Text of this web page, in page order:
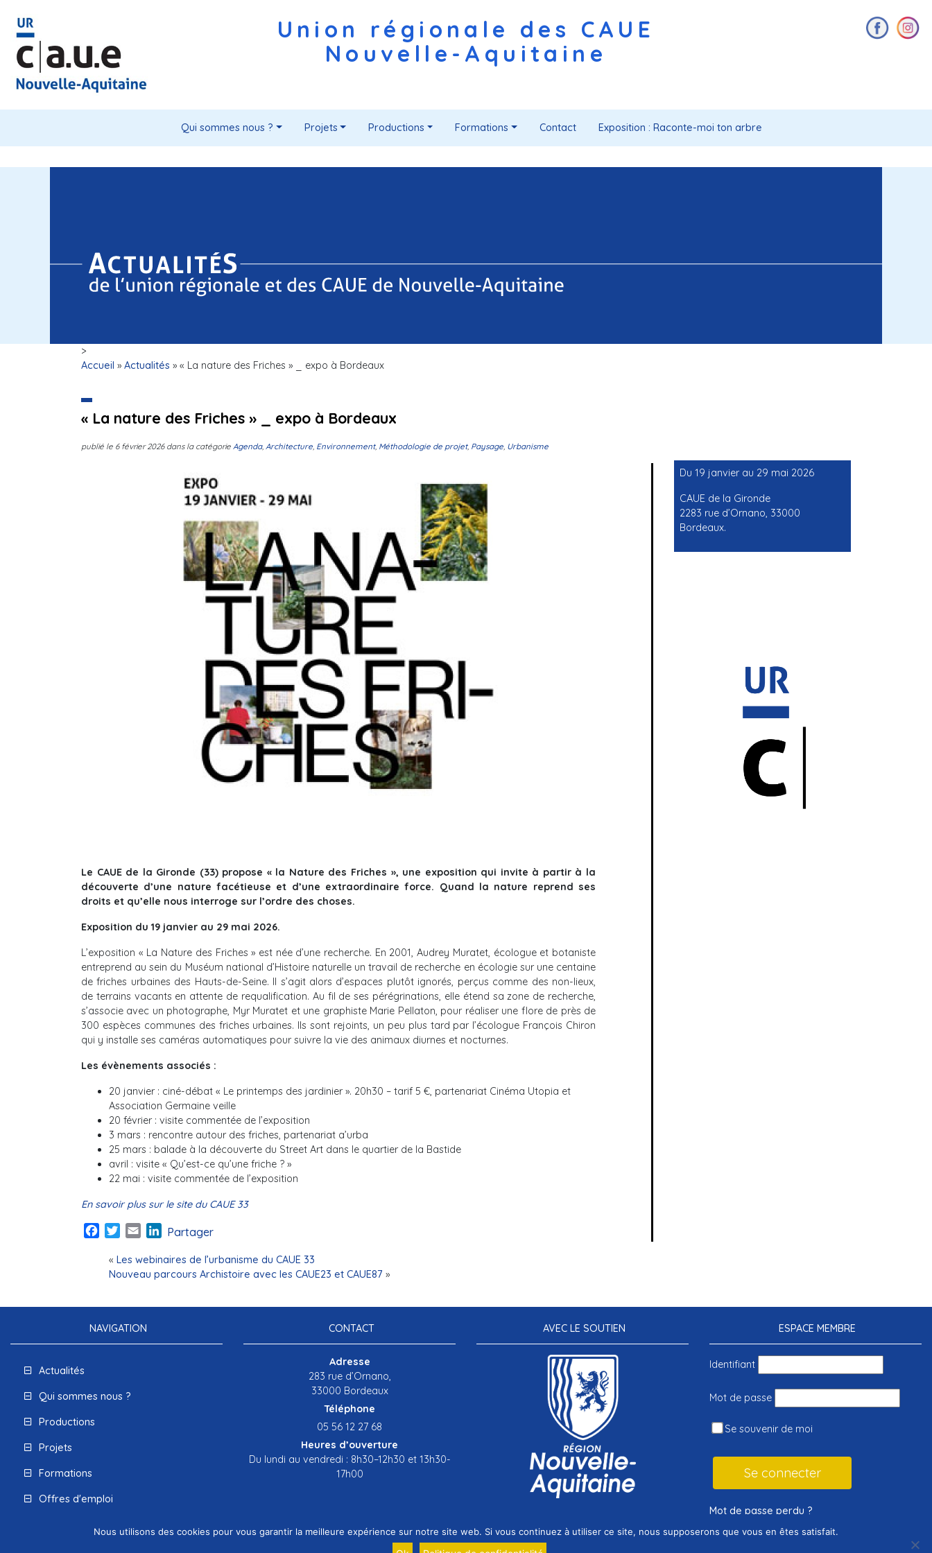
Union régionale des CAUE
Nouvelle-Aquitaine
Qui sommes nous ? Projets Productions Formations Contact Exposition : Raconte-moi ton arbre
>
Accueil » Actualités » « La nature des Friches » _ expo à Bordeaux
« La nature des Friches » _ expo à Bordeaux
publié le 6 février 2026dans la catégorie Agenda, Architecture Environnement, Méthodologie de projet, Paysage Urbanisme
Le CAUE de la Gironde (33) propose « la Nature des Friches », une exposition qui invite à partir à la
découverte d’une nature facétieuse et d’une extraordinaire force. Quand la nature reprend ses
droits et qu’elle nous interroge sur l’ordre des choses.
Exposition du 19 janvier au 29 mai 2026.
L’exposition « La Nature des Friches » est née d’une recherche. En 2001, Audrey Muratet, écologue et botaniste
entreprend au sein du Muséum national d’Histoire naturelle un travail de recherche en écologie sur une centaine
de friches urbaines des Hauts-de-Seine. Il s’agit alors d’espaces plutôt ignorés, perçus comme des non-lieux,
de terrains vacants en attente de requalification. Au fil de ses pérégrinations, elle étend sa zone de recherche,
s’associe avec un photographe, Myr Muratet et une graphiste Marie Pellaton, pour réaliser une flore de près de
300 espèces communes des friches urbaines. Ils sont rejoints, un peu plus tard par l’écologue François Chiron
qui y installe ses caméras automatiques pour suivre la vie des animaux diurnes et nocturnes.
Les évènements associés :
20 janvier : ciné-débat « Le printemps des jardinier ». 20h30 – tarif 5 €, partenariat Cinéma Utopia et
Association Germaine veille
20 février : visite commentée de l’exposition
3 mars : rencontre autour des friches, partenariat a’urba
25 mars : balade à la découverte du Street Art dans le quartier de la Bastide
avril : visite « Qu’est-ce qu’une friche ? »
22 mai : visite commentée de l’exposition
En savoir plus sur le site du CAUE 33
Facebook
TwitterEmail LinkedIn
Partager
Du 19 janvier au 29 mai 2026
CAUE de la Gironde
2283 rue d’Ornano, 33000
Bordeaux.
« Les webinaires de l’urbanisme du CAUE 33
Nouveau parcours Archistoire avec les CAUE23 et CAUE87 »
NAVIGATION
Actualités
Qui sommes nous ?
Productions
Projets
Formations
Offres d'emploi
CONTACT
Adresse
283 rue d’Ornano,
33000 Bordeaux
Téléphone
05 56 12 27 68
Heures d’ouverture
Du lundi au vendredi : 8h30–12h30 et 13h30-
17h00
AVEC LE SOUTIEN ESPACE MEMBRE
Identifiant
Mot de passe
Se souvenir de moi
Mot de passe perdu ?
Nous utilisons des cookies pour vous garantir la meilleure expérience sur notre site web. Si vous continuez à utiliser ce site, nous supposerons que vous en êtes satisfait.